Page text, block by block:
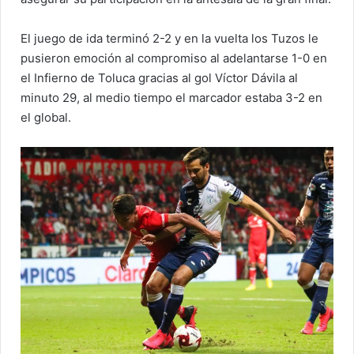
El juego de ida terminó 2-2 y en la vuelta los Tuzos le
pusieron emoción al compromiso al adelantarse 1-0 en
el Infierno de Toluca gracias al gol Víctor Dávila al
minuto 29, al medio tiempo el marcador estaba 3-2 en
el global.